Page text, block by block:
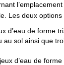
Les deux
d’eau de forme
au sol ainsi que
d’eau de